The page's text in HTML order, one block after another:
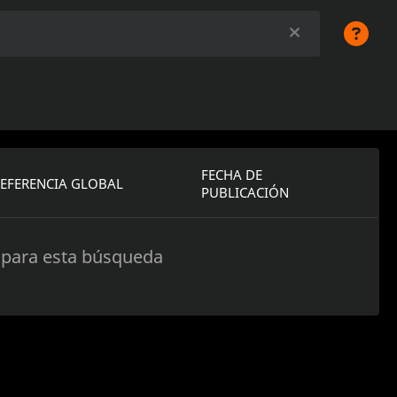
GLOBAL
FECHA DE
PUBLICACIÓN
esta búsqueda